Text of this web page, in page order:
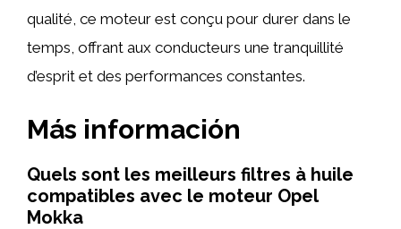
qualité, ce moteur est conçu pour durer dans le
temps, offrant aux conducteurs une tranquillité
d’esprit et des performances constantes.
Más información
Quels sont les meilleurs filtres à huile
compatibles avec le moteur Opel
Mokka